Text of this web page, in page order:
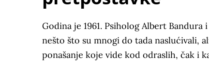
Godina je 1961. Psiholog Albert
nešto što su mnogi do tada naslućivali,
ponašanje koje vide kod odraslih, čak i